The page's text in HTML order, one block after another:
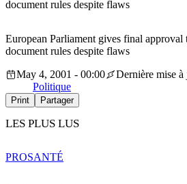
document rules despite flaws
European Parliament gives final approval
document rules despite flaws
May 4, 2001 - 00:00
Dernière mise
Politique
Print Partager
LES PLUS LUS
PROSANTÉ